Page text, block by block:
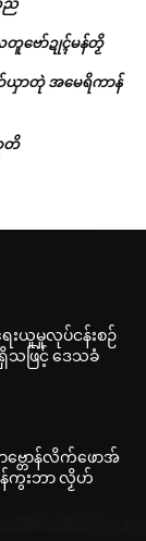
ဗော်ဍုၚ်မန်တၟိ
ယှာတုဲ အမေရိကာန်
တိ
ေးယူမှုလုပ်ငန်းစဉ်
ရှိသဖြင့် ဒေသခံ
ဗ္တောန်လိက်ဖောအ်
န်ကွးဘာ လၟိဟ်